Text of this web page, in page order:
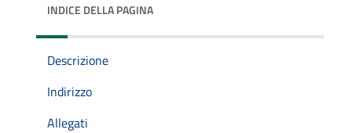
INDICE DELLA PAGINA
Descrizione
Indirizzo
Allegati